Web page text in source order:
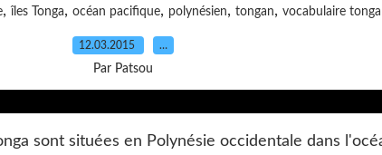
, îles Tonga, océan pacifique, polynésien, tongan, vocabulaire
12.03.2015 …
Par Patsou
sont situées en Polynésie occidentale dans